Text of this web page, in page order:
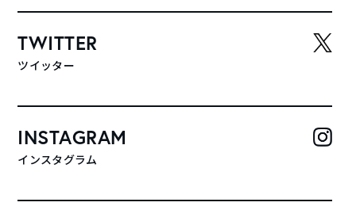
TWITTER
ツイッター
INSTAGRAM
インスタグラム